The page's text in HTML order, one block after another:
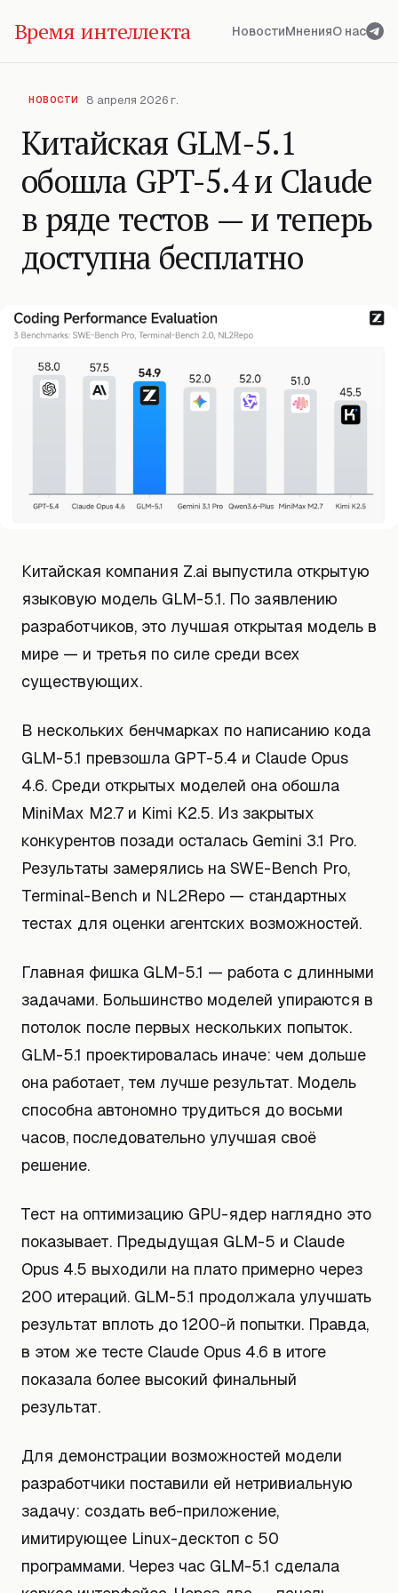
Время интеллекта НовостиМненияО нас
НОВОСТИ 8 апреля 2026 г.
Китайская GLM-5.1
обошла GPT-5.4 и Claude
в ряде тестов — и теперь
доступна бесплатно
Китайская компания Z.ai выпустила открытую
языковую модель GLM-5.1. По заявлению
разработчиков, это лучшая открытая модель в
мире — и третья по силе среди всех
существующих.
В нескольких бенчмарках по написанию кода
GLM-5.1 превзошла GPT-5.4 и Claude Opus
4.6. Среди открытых моделей она обошла
MiniMax M2.7 и Kimi K2.5. Из закрытых
конкурентов позади осталась Gemini 3.1 Pro.
Результаты замерялись на SWE-Bench Pro,
Terminal-Bench и NL2Repo — стандартных
тестах для оценки агентских возможностей.
Главная фишка GLM-5.1 — работа с длинными
задачами. Большинство моделей упираются в
потолок после первых нескольких попыток.
GLM-5.1 проектировалась иначе: чем дольше
она работает, тем лучше результат. Модель
способна автономно трудиться до восьми
часов, последовательно улучшая своё
решение.
Тест на оптимизацию GPU-ядер наглядно это
показывает. Предыдущая GLM-5 и Claude
Opus 4.5 выходили на плато примерно через
200 итераций. GLM-5.1 продолжала улучшать
результат вплоть до 1200-й попытки. Правда,
в этом же тесте Claude Opus 4.6 в итоге
показала более высокий финальный
результат.
Для демонстрации возможностей модели
разработчики поставили ей нетривиальную
задачу: создать веб-приложение,
имитирующее Linux-десктоп с 50
программами. Через час GLM-5.1 сделала